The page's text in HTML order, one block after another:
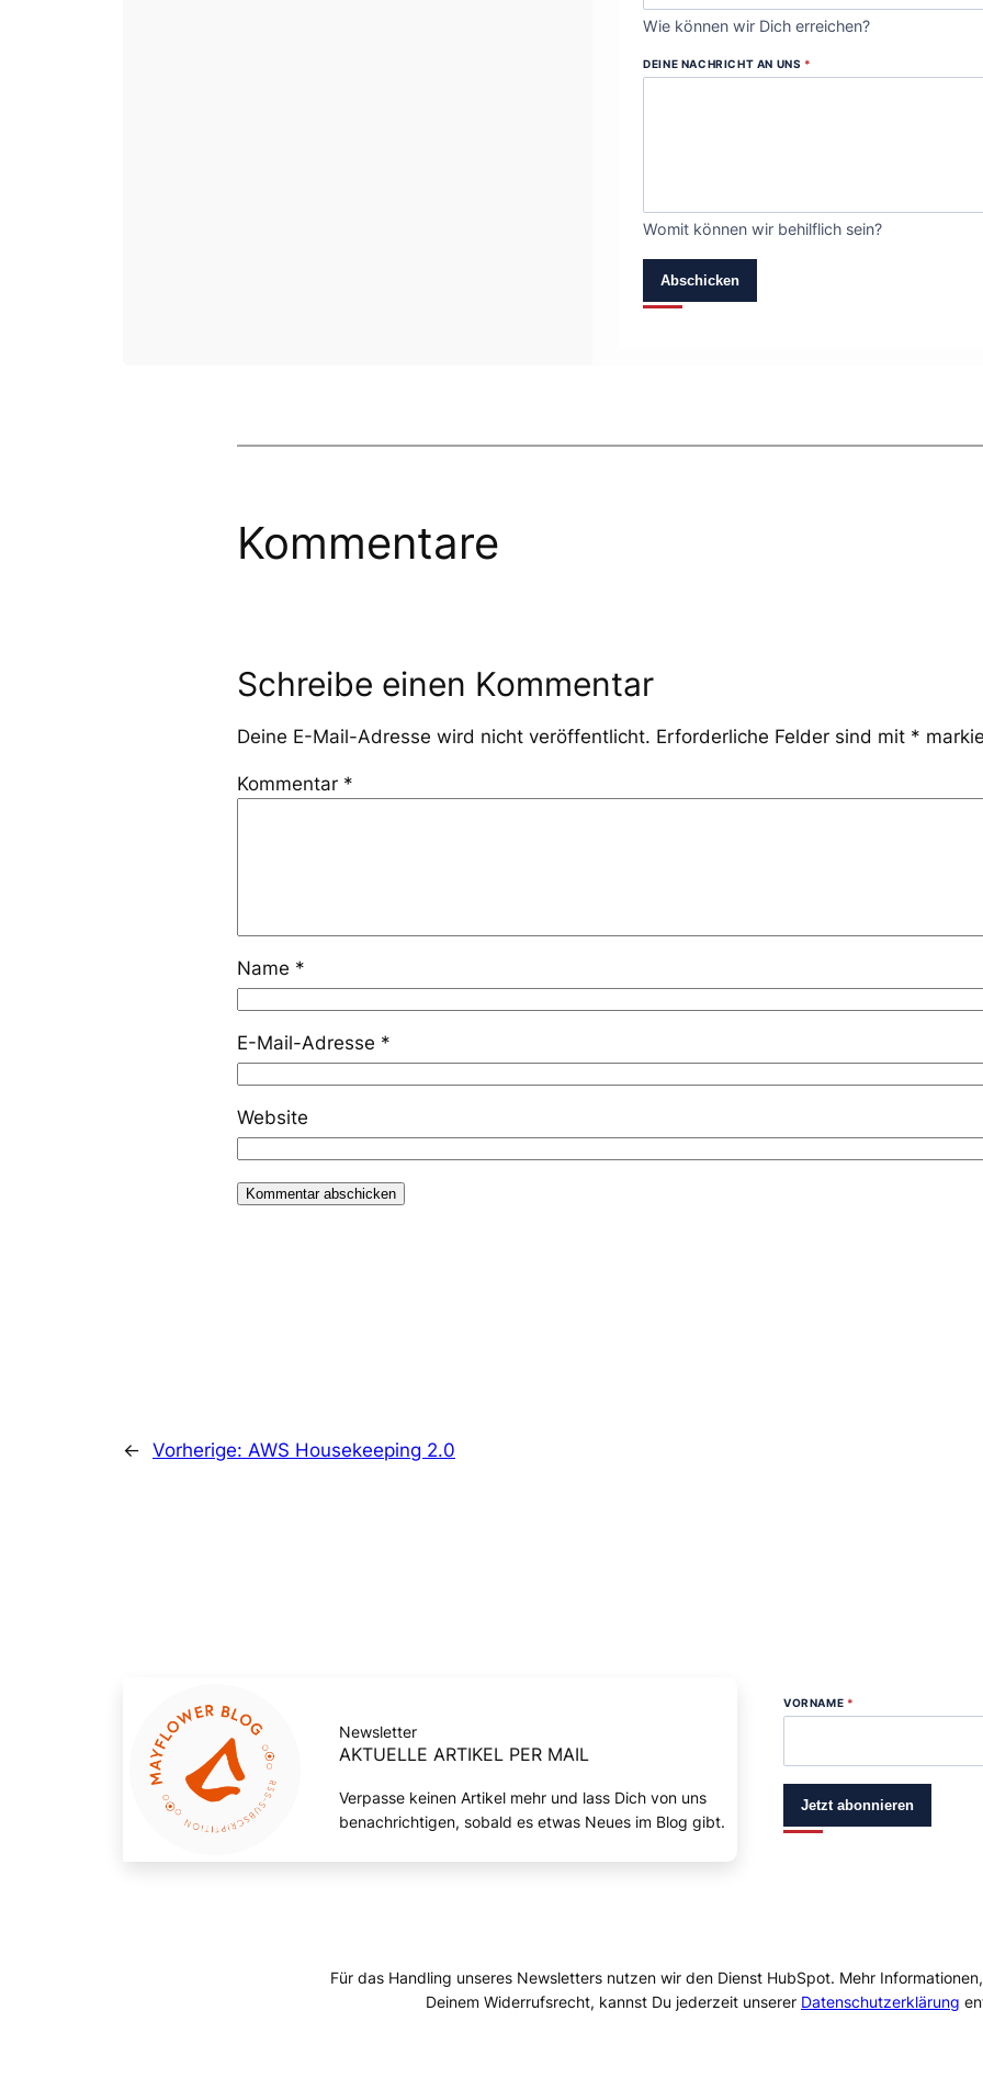
Wie können wir Dich erreichen?
DEINE NACHRICHT AN UNS *
Womit können wir behilflich sein?
Abschicken
Kommentare
Schreibe einen Kommentar
Deine E-Mail-Adresse wird nicht veröffentlicht. Erforderliche Felder sind mit *
Kommentar *
Name *
E-Mail-Adresse *
Website
← Vorherige: AWS Housekeeping 2.0
Newsletter
AKTUELLE ARTIKEL PER MAIL
Verpasse keinen Artikel mehr und lass Dich von uns
benachrichtigen, sobald es etwas Neues im Blog gibt.
VORNAME *
Jetzt abonnieren
Für das Handling unseres Newsletters nutzen wir den Dienst HubSpot. Mehr
Deinem Widerrufsrecht, kannst Du jederzeit unserer Datenschutzerklärung